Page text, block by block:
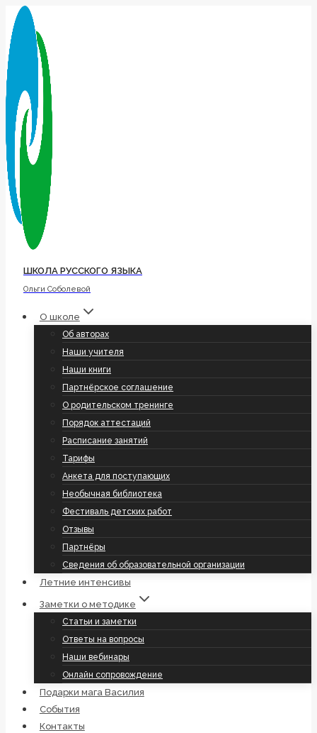
Перейти
содержимому
ШКОЛА РУССКОГО ЯЗЫКА
Ольги Соболевой
О школе
Об авторах
Наши учителя
Наши книги
Партнёрское соглашение
О родительском тренинге
Порядок аттестаций
Расписание занятий
Тарифы
Анкета для поступающих
Необычная библиотека
Фестиваль детских работ
Отзывы
Партнёры
Сведения об образовательной организации
Летние интенсивы
Заметки о методике
Статьи и заметки
Ответы на вопросы
Наши вебинары
Онлайн сопровождение
Подарки мага Василия
События
Контакты